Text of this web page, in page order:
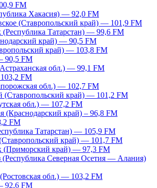
FM
Хакасия) — 92,0 FM
(Ставропольский край) — 101,9 FM
(Республика Татарстан) — 99,6 FM
край) — 90,5 FM
край) — 103,8 FM
90,5 FM
обл.) — 99,1 FM
FM
обл.) — 102,7 FM
(Ставропольский край) — 101,2 FM
обл.) — 107,2 FM
(Краснодарский край) – 96,8 FM
FM
Татарстан) — 105,9 FM
край) — 101,7 FM
(Приморский край) — 97,3 FM
(Республика Северная Осетия — Алания)
обл.) — 103,2 FM
92,6 FM